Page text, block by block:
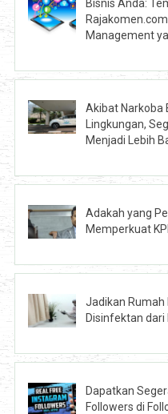
Bisnis Anda:
Management
Akibat Narkoba
Lingkungan,
Menjadi Lebih
Adakah yang
Memperkuat
Jadikan Rumah
Disinfektan dari
Dapatkan
Followers di